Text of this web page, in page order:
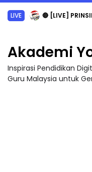
LIVE 🔴 [LIVE] PRINSIP PERAKAUNAN,
Akademi
Inspirasi Pendidikan
Guru Malaysia untuk